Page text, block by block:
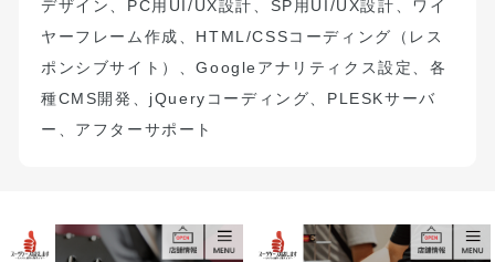
デザイン、 PC用 UI/UX設計、 SP用 UI/UX設計、ワイ
ヤーフレーム作成、 HTML/CSSコーディング（ レス
ポンシブサイト） 、Googleアナリティクス設定、各
種CMS開発、 jQuery コーディング、 PLESKサーバ
ー、アフターサポート